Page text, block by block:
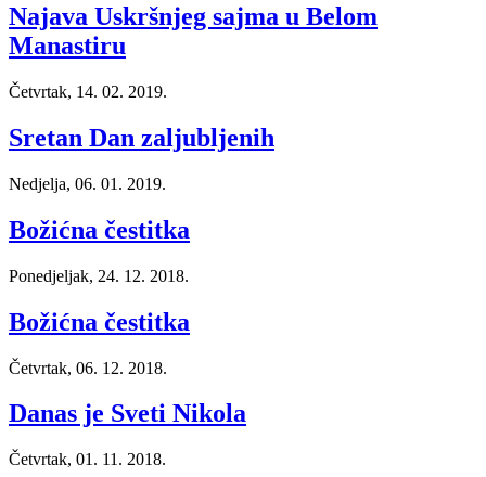
Najava Uskršnjeg sajma u Belom
Manastiru
Četvrtak, 14. 02. 2019.
Sretan Dan zaljubljenih
Nedjelja, 06. 01. 2019.
Božićna čestitka
Ponedjeljak, 24. 12. 2018.
Božićna čestitka
Četvrtak, 06. 12. 2018.
Danas je Sveti Nikola
Četvrtak, 01. 11. 2018.